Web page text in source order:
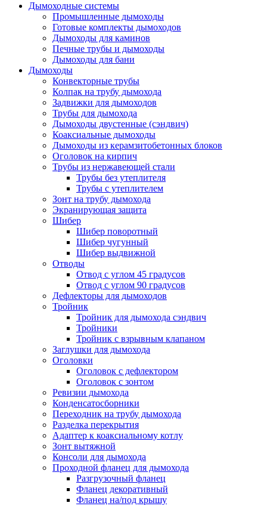
Дымоходные системы
Промышленные дымоходы
Готовые комплекты дымоходов
Дымоходы для каминов
Печные трубы и дымоходы
Дымоходы для бани
Дымоходы
Конвекторные трубы
Колпак на трубу дымохода
Задвижки для дымоходов
Трубы для дымохода
Дымоходы двустенные (сэндвич)
Коаксиальные дымоходы
Дымоходы из керамзитобетонных блоков
Оголовок на кирпич
Трубы из нержавеющей стали
Трубы без утеплителя
Трубы с утеплителем
Зонт на трубу дымохода
Экранирующая защита
Шибер
Шибер поворотный
Шибер чугунный
Шибер выдвижной
Отводы
Отвод с углом 45 градусов
Отвод с углом 90 градусов
Дефлекторы для дымоходов
Тройник
Тройник для дымохода сэндвич
Тройники
Тройник с взрывным клапаном
Заглушки для дымохода
Оголовки
Оголовок с дефлектором
Оголовок с зонтом
Ревизии дымохода
Конденсатосборники
Переходник на трубу дымохода
Разделка перекрытия
Адаптер к коаксиальному котлу
Зонт вытяжной
Консоли для дымохода
Проходной фланец для дымохода
Разгрузочный фланец
Фланец декоративный
Фланец на/под крышу